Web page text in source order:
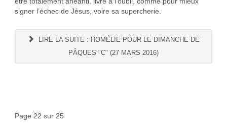
signer l’échec de Jésus, voire sa supercherie.
LIRE LA SUITE : HOMÉLIE POUR LE DIMANCHE DE
PÂQUES "C" (27 MARS 2016)
Page 22 sur 25